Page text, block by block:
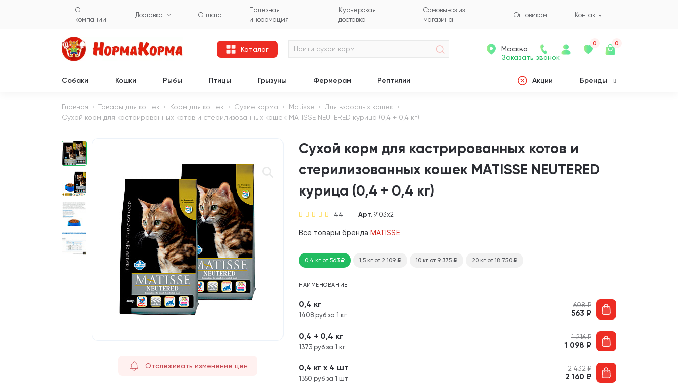
О
компании
Доставка Оплата
Полезная
информация
Курьерская
доставка
Самовывоз из
магазина
Оптовикам Контакты
Каталог
Заказать звонок
Москва
0 0
Собаки Кошки Рыбы Птицы Грызуны Фермерам Рептилии Акции Бренды
Главная Товары для кошек Корм для кошек Сухие корма Matisse
Для взрослых кошек
Сухой корм для кастрированных котов и стерилизованных кошек MATISSE NEUTERED курица (0,4 + 0,4 кг)
Отслеживать изменение цен
Сухой корм для кастрированных котов и
стерилизованных кошек MATISSE NEUTERED
курица (0,4 + 0,4 кг)
44 Арт. 9103х2
Все товары бренда MATISSE
0,4 кг от 563₽ 1,5 кг от 2 109 ₽ 10 кг от 9 375 ₽ 20 кг от 18 750 ₽
НАИМЕНОВАНИЕ
0,4 кг
1408 руб за 1 кг
608₽
563 ₽
0,4 + 0,4 кг
1373 руб за 1 кг
1 216₽
1 098 ₽
0,4 кг х 4 шт
1350 руб за 1 шт
2 432₽
2 160 ₽